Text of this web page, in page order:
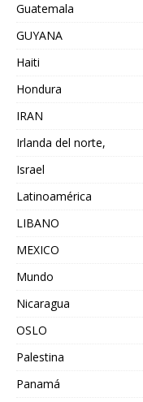
Guatemala
GUYANA
Haiti
Hondura
IRAN
Irlanda del norte,
Israel
Latinoamérica
LIBANO
MEXICO
Mundo
Nicaragua
OSLO
Palestina
Panamá